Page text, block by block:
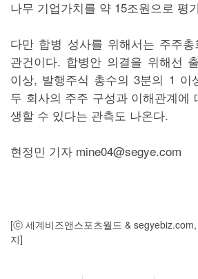
나무 기업가치를 약 15조원으로 평
다만 합병 성사를 위해서는 주주
관건이다. 합병안 의결을 위해선
이상, 발행주식 총수의 3분의 1 이
두 회사의 주주 구성과 이해관계에
생할 수 있다는 관측도 나온다.
현정민 기자 mine04@segye.com
[ⓒ 세계비즈앤스포츠월드 &
지]